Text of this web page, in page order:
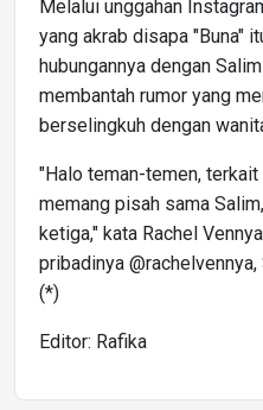
Melalui unggahan
yang akrab disapa "Buna"
hubungannya dengan
membantah rumor yang
berselingkuh dengan
"Halo teman-temen,
memang pisah sama
ketiga," kata Rachel
pribadinya
(*)
Editor: Rafika